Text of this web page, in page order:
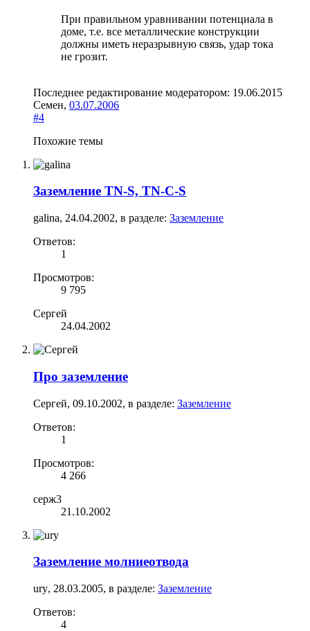
При правильном уравнивании потенциала в
доме, т.е. все металлические конструкции
должны иметь неразрывную связь, удар тока
не грозит.
Последнее редактирование модератором: 19.06.2015
Семен, 03.07.2006
#4
Похожие темы
Заземление TN-S, TN-C-S
galina, 24.04.2002, в разделе: Заземление
Ответов:
1
Просмотров:
9 795
Сергей
24.04.2002
Про заземление
Сергей, 09.10.2002, в разделе: Заземление
Ответов:
1
Просмотров:
4 266
серж3
21.10.2002
Заземление молниеотвода
ury, 28.03.2005, в разделе: Заземление
Ответов:
4